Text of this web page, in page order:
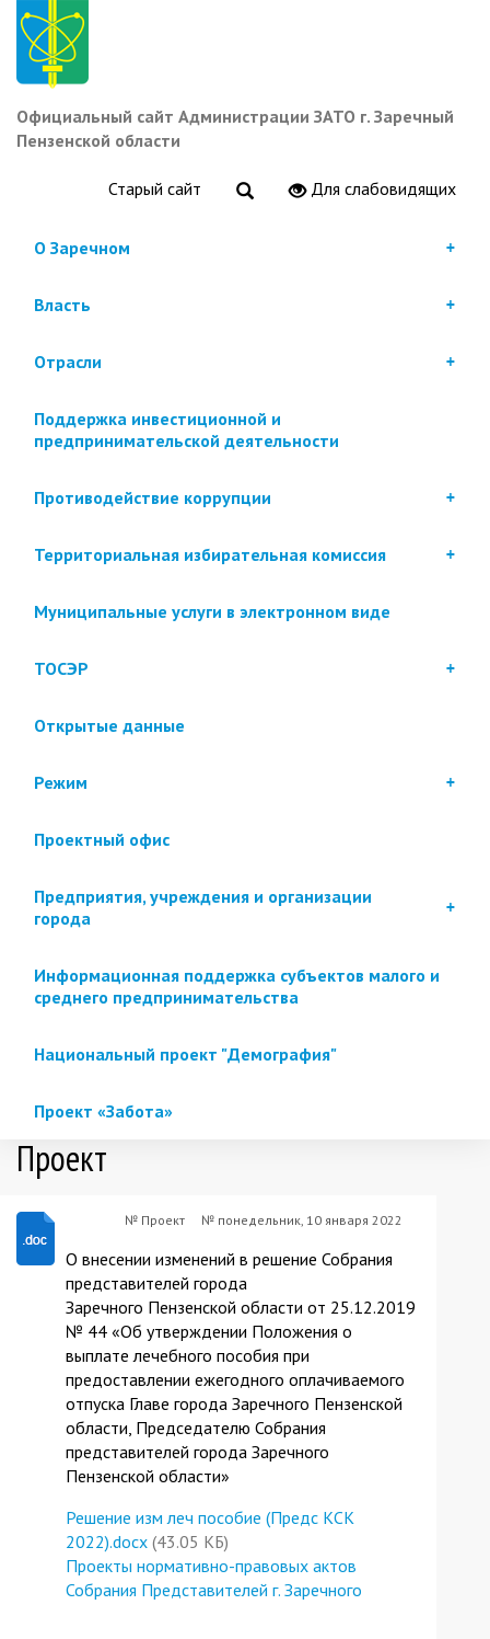
Перейти
основному
содержанию
Официальный сайт Администрации ЗАТО г. Заречный
Пензенской области
Старый сайт Для слабовидящих
О Заречном
Власть
Отрасли
Поддержка инвестиционной и
предпринимательской деятельности
Противодействие коррупции
Территориальная избирательная комиссия
Муниципальные услуги в электронном виде
ТОСЭР
Открытые данные
Режим
Проектный офис
Предприятия, учреждения и организации
города
Информационная поддержка субъектов малого и
среднего предпринимательства
Национальный проект "Демография"
Проект «Забота»
Проект
№ Проект № понедельник, 10 января 2022
О внесении изменений в решение Собрания
представителей города
Заречного Пензенской области от 25.12.2019
№ 44 «Об утверждении Положения о
выплате лечебного пособия при
предоставлении ежегодного оплачиваемого
отпуска Главе города Заречного Пензенской
области, Председателю Собрания
представителей города Заречного
Пензенской области»
Решение изм леч пособие (Предс КСК
2022).docx (43.05 КБ)
Проекты нормативно-правовых актов
Собрания Представителей г. Заречного